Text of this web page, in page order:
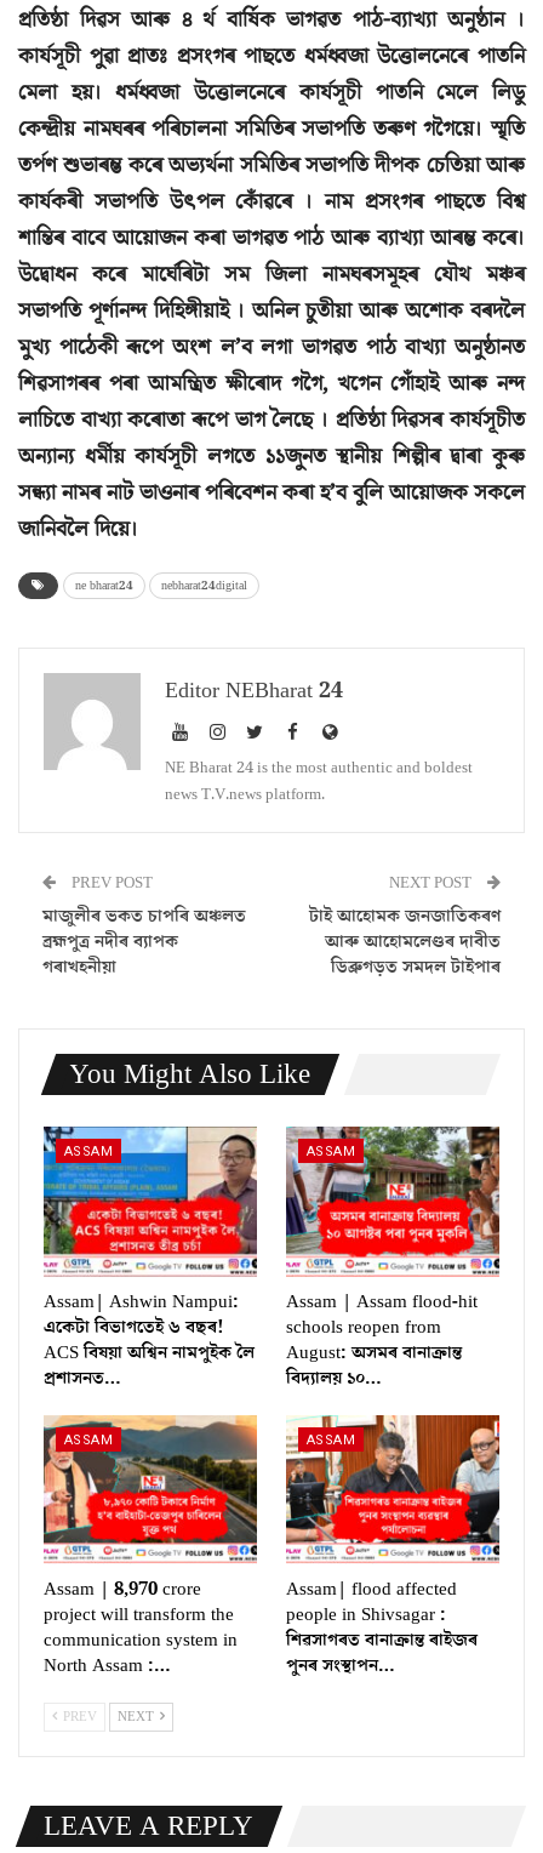
প্ৰতিষ্ঠা দিৱস আৰু ৪ ৰ্থ বাৰ্ষিক ভাগৱত পাঠ-ব্যাখ্যা অনুষ্ঠান ।
কাৰ্যসূচী পুৱা প্ৰাতঃ প্ৰসংগৰ পাছতে ধৰ্মধ্বজা উত্তোলনেৰে পাতনি
মেলা হয়। ধৰ্মধ্বজা উত্তোলনেৰে কাৰ্যসূচী পাতনি মেলে লিডু
কেন্দ্ৰীয় নামঘৰৰ পৰিচালনা সমিতিৰ সভাপতি তৰুণ গগৈয়ে। স্মৃতি
তৰ্পণ শুভাৰম্ভ কৰে অভ্যৰ্থনা সমিতিৰ সভাপতি দীপক চেতিয়া আৰু
কাৰ্যকৰী সভাপতি উৎপল কোঁৱৰে । নাম প্ৰসংগৰ পাছতে বিশ্ব
শান্তিৰ বাবে আয়োজন কৰা ভাগৱত পাঠ আৰু ব্যাখ্যা আৰম্ভ কৰে।
উদ্বোধন কৰে মাৰ্ঘেৰিটা সম জিলা নামঘৰসমূহৰ যৌথ মঞ্চৰ
সভাপতি পূৰ্ণানন্দ দিহিঙ্গীয়াই । অনিল চুতীয়া আৰু অশোক বৰদলৈ
মুখ্য পাঠেকী ৰূপে অংশ ল’ব লগা ভাগৱত পাঠ বাখ্যা অনুষ্ঠানত
শিৱসাগৰৰ পৰা আমন্ত্ৰিত ক্ষীৰোদ গগৈ, খগেন গোঁহাই আৰু নন্দ
লাচিতে বাখ্যা কৰোতা ৰূপে ভাগ লৈছে । প্ৰতিষ্ঠা দিৱসৰ কাৰ্যসূচীত
অন্যান্য ধৰ্মীয় কাৰ্যসূচী লগতে ১১জুনত স্থানীয় শিল্পীৰ দ্বাৰা কুৰু
সন্ধ্যা নামৰ নাট ভাওনাৰ পৰিবেশন কৰা হ’ব বুলি আয়োজক সকলে
জানিবলৈ দিয়ে।
ne bharat24 nebharat24digital
Editor NEBharat 24
NE Bharat 24 is the most authentic and boldest
news T.V.news platform.
PREV POST
মাজুলীৰ ভকত চাপৰি অঞ্চলত
ব্ৰহ্মপুত্ৰ নদীৰ ব্যাপক
গৰাখহনীয়া
NEXT POST
টাই আহোমক জনজাতিকৰণ
আৰু আহোমলেণ্ডৰ দাবীত
ডিব্ৰুগড়ত সমদল টাইপাৰ
You Might Also Like
ASSAM
Assam| Ashwin Nampui:
একেটা বিভাগতেই ৬ বছৰ!
ACS বিষয়া অশ্বিন নামপুইক লৈ
প্ৰশাসনত…
ASSAM
Assam | Assam flood-hit
schools reopen from
August: অসমৰ বানাক্ৰান্ত
বিদ্যালয় ১০…
ASSAM
Assam | 8,970 crore
project will transform the
communication system in
North Assam :…
ASSAM
Assam| flood affected
people in Shivsagar :
শিৱসাগৰত বানাক্ৰান্ত ৰাইজৰ
পুনৰ সংস্থাপন…
PREV NEXT
LEAVE A REPLY